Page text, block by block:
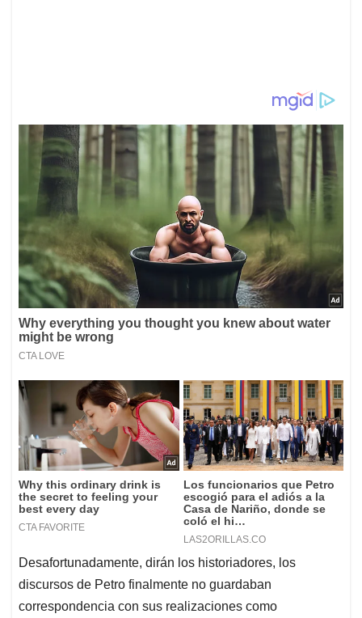
Desafortunadamente, dirán los historiadores, los
discursos de Petro finalmente no guardaban
correspondencia con sus realizaciones como